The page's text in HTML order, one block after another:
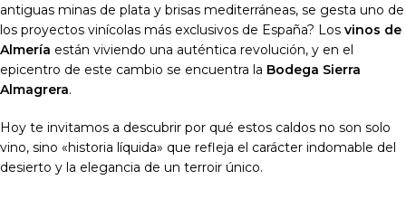
antiguas minas de plata y brisas mediterráneas, se gesta uno de
los proyectos vinícolas más exclusivos de España? Los vinos de
Almería están viviendo una auténtica revolución, y en el
epicentro de este cambio se encuentra la Bodega Sierra
Almagrera.
Hoy te invitamos a descubrir por qué estos caldos no son solo
vino, sino «historia líquida» que refleja el carácter indomable del
desierto y la elegancia de un terroir único.